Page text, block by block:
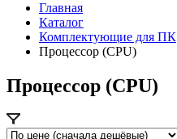
Главная
Каталог
Комплектующие для ПК
Процессор (CPU)
Процессор (CPU)